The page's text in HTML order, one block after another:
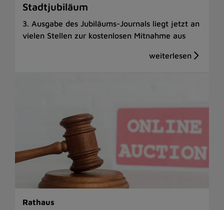
Stadtjubiläum
3. Ausgabe des Jubiläums-Journals liegt jetzt an
vielen Stellen zur kostenlosen Mitnahme aus
Rathaus